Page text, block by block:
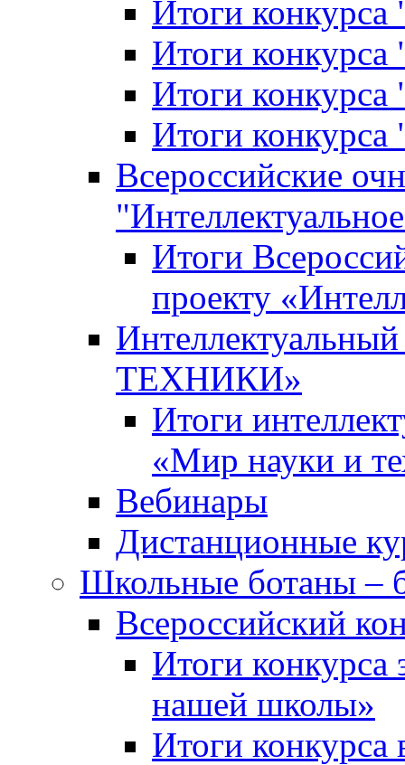
Итоги
Итоги конкурса
Итоги
Итоги
Всероссийские
Итоги
проекту
ТЕХНИКИ»
Итоги
«Мир науки и
Вебинары
Дистанционные
Школьные ботаны –
Всероссийский
Итоги
нашей школы»
Итоги конкурса